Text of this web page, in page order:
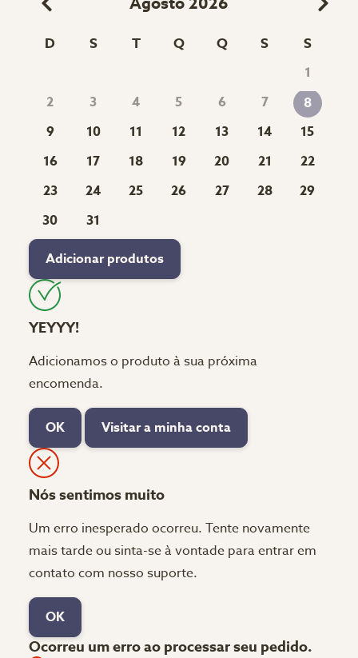
D S T Q Q S S
1
2
3 4 5 6 7
8
9
10 11 12 13 14
15
16
17 18 19 20 21
22
23
24 25 26 27 28
29
30
31
Adicionar produtos
YEYYY!
Adicionamos o produto à sua próxima
encomenda.
OK Visitar a minha conta
Nós sentimos muito
Um erro inesperado ocorreu. Tente novamente
mais tarde ou sinta-se à vontade para entrar em
contato com nosso suporte.
OK
Ocorreu um erro ao processar seu pedido.